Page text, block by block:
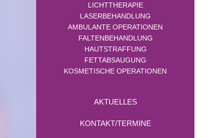
LICHTTHERAPIE
LASERBEHANDLUNG
AMBULANTE OPERATIONEN
FALTENBEHANDLUNG
HAUTSTRAFFUNG
FETTABSAUGUNG
KOSMETISCHE OPERATIONEN
AKTUELLES
KONTAKT/TERMINE